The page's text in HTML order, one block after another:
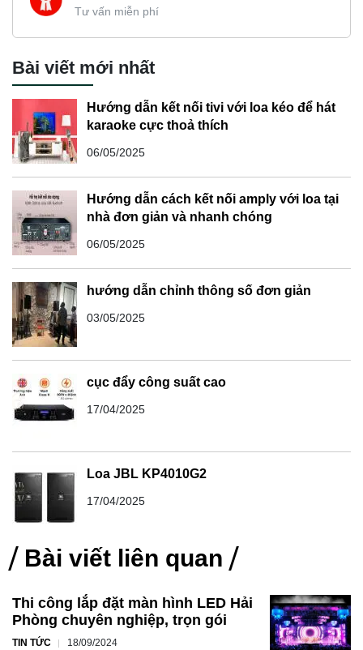
Tư vấn miễn phí
Bài viết mới nhất
Hướng dẫn kết nối tivi với loa kéo để hát
karaoke cực thoả thích
06/05/2025
Hướng dẫn cách kết nối amply với loa tại
nhà đơn giản và nhanh chóng
06/05/2025
hướng dẫn chỉnh thông số đơn giản
03/05/2025
cục đẩy công suất cao
17/04/2025
Loa JBL KP4010G2
17/04/2025
Bài viết liên quan
Thi công lắp đặt màn hình LED Hải
Phòng chuyên nghiệp, trọn gói
TIN TỨC 18/09/2024